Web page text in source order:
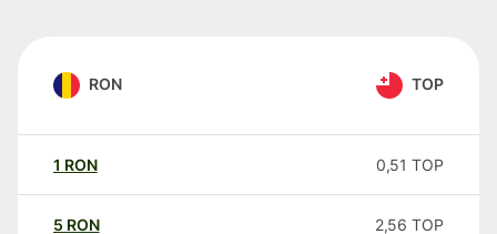
RON TOP
1 RON 0,51 TOP
5 RON 2,56 TOP